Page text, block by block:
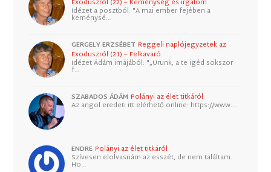
Idézet a posztból: "A mai ember fejében a
keménysé…
GERGELY ERZSÉBET Reggeli naplójegyzetek az
Exoduszról (21) – Felkavaró
Idézet Ádám imájából: "„Urunk, a te igéd sokszor
f…
SZABADOS ÁDÁM Polányi az élet titkáról
Az angol eredeti itt elérhető online: https://www.…
ENDRE Polányi az élet titkáról
Szívesen elolvasnám az esszét, de nem találtam.
Ho…